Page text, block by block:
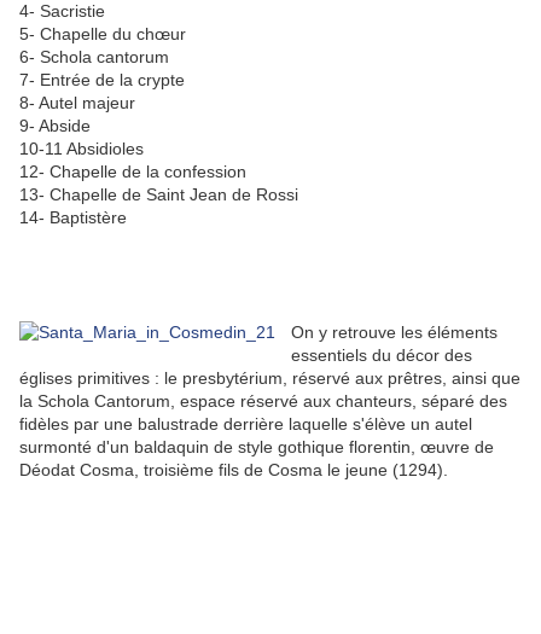
4- Sacristie
5- Chapelle du chœur
6- Schola cantorum
7- Entrée de la crypte
8- Autel majeur
9- Abside
10-11 Absidioles
12- Chapelle de la confession
13- Chapelle de Saint Jean de Rossi
14- Baptistère
On y retrouve les éléments
essentiels du décor des
églises primitives : le presbytérium, réservé aux prêtres, ainsi que
la Schola Cantorum, espace réservé aux chanteurs, séparé des
fidèles par une balustrade derrière laquelle s'élève un autel
surmonté d'un baldaquin de style gothique florentin, œuvre de
Déodat Cosma, troisième fils de Cosma le jeune (1294).